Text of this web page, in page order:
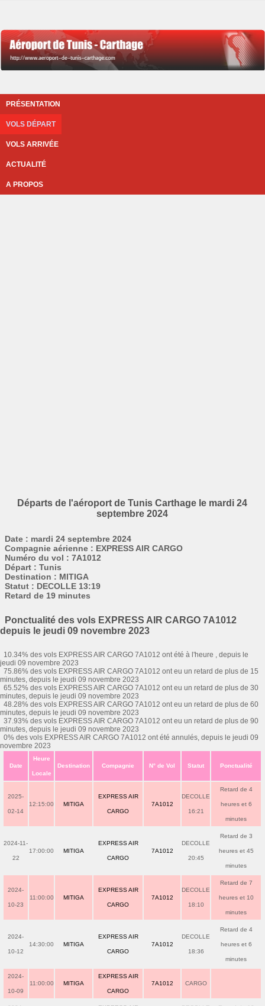
PRÉSENTATION
VOLS DÉPART
VOLS ARRIVÉE
ACTUALITÉ
A PROPOS
Départs de l'aéroport de Tunis Carthage le mardi 24
septembre 2024
Date : mardi 24 septembre 2024
Compagnie aérienne : EXPRESS AIR CARGO
Numéro du vol : 7A1012
Départ : Tunis
Destination : MITIGA
Statut : DECOLLE 13:19
Retard de 19 minutes
Ponctualité des vols EXPRESS AIR CARGO 7A1012
depuis le jeudi 09 novembre 2023
10.34% des vols EXPRESS AIR CARGO 7A1012 ont été à l'heure , depuis le
jeudi 09 novembre 2023
75.86% des vols EXPRESS AIR CARGO 7A1012 ont eu un retard de plus de 15
minutes, depuis le jeudi 09 novembre 2023
65.52% des vols EXPRESS AIR CARGO 7A1012 ont eu un retard de plus de 30
minutes, depuis le jeudi 09 novembre 2023
48.28% des vols EXPRESS AIR CARGO 7A1012 ont eu un retard de plus de 60
minutes, depuis le jeudi 09 novembre 2023
37.93% des vols EXPRESS AIR CARGO 7A1012 ont eu un retard de plus de 90
minutes, depuis le jeudi 09 novembre 2023
0% des vols EXPRESS AIR CARGO 7A1012 ont été annulés, depuis le jeudi 09
novembre 2023
Date
Heure
Locale
Destination Compagnie N° de Vol Statut Ponctualité
2025-
02-14
12:15:00 MITIGA
EXPRESS AIR
CARGO
7A1012
DECOLLE
16:21
Retard de 4
heures et 6
minutes
2024-11-
22
17:00:00 MITIGA
EXPRESS AIR
CARGO
7A1012
DECOLLE
20:45
Retard de 3
heures et 45
minutes
2024-
10-23
11:00:00 MITIGA
EXPRESS AIR
CARGO
7A1012
DECOLLE
18:10
Retard de 7
heures et 10
minutes
2024-
10-12
14:30:00 MITIGA
EXPRESS AIR
CARGO
7A1012
DECOLLE
18:36
Retard de 4
heures et 6
minutes
2024-
10-09
11:00:00 MITIGA
EXPRESS AIR
CARGO
7A1012 CARGO